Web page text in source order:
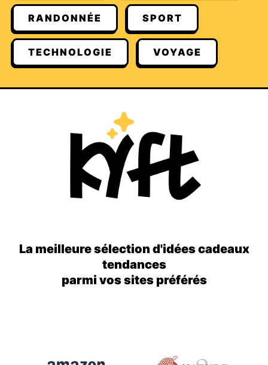
RANDONNÉE SPORT
TECHNOLOGIE VOYAGE
La meilleure sélection d'idées cadeaux
tendances
parmi vos sites préférés